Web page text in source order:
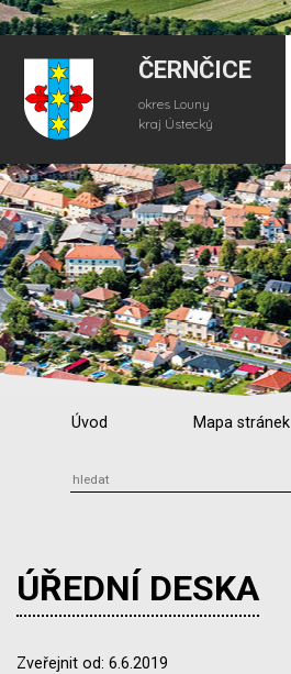
ČERNČICE
okres Louny
kraj Ústecký
Úvod Mapa stránek
ÚŘEDNÍ DESKA
Zveřejnit od: 6.6.2019